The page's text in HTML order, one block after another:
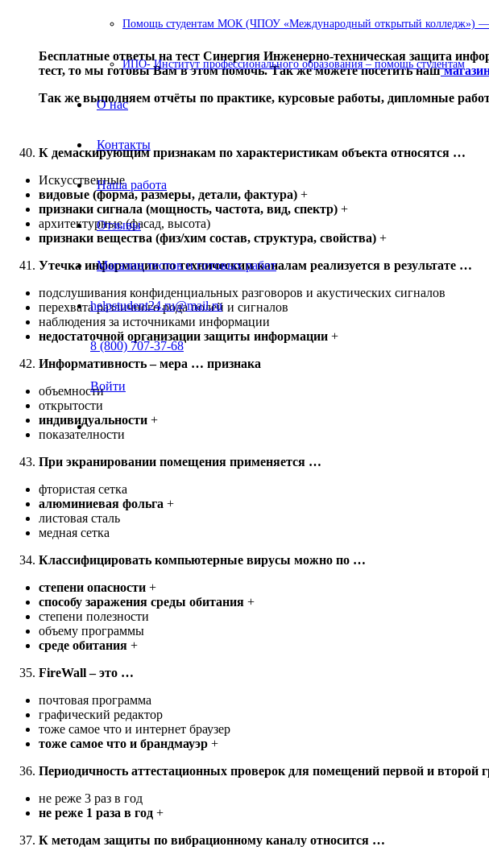
Помощь студентам МОК (ЧПОУ «Международный открытый колледж») —
ИПО- Институт профессионального образования – помощь студентам
О нас
Контакты
Наша работа
Отзывы
Магазин тестов и готовых работ
helpstudent24.ru@mail.ru
8 (800) 707-37-68
Войти
Бесплатные ответы на тест Синергия Инженерно-техническая защита
тест, то мы готовы Вам в этом помочь. Так же можете посетить наш
Так же выполняем отчёты по практике, курсовые работы, дипломные
К демаскирующим признакам по характеристикам объекта относятся …
Искусственные
видовые (форма, размеры, детали, фактура) +
признаки сигнала (мощность, частота, вид, спектр) +
архитектурные (фасад, высота)
признаки вещества (физ/хим состав, структура, свойства) +
Утечка информации по техническим каналам реализуется в результате …
подслушивания конфиденциальных разговоров и акустических сигналов
перехвата различного рода полей и сигналов
наблюдения за источниками информации
недостаточной организации защиты информации +
Информативность – мера … признака
объемности
открытости
индивидуальности +
показателности
При экранировании помещения применяется …
фтористая сетка
алюминиевая фольга +
листовая сталь
медная сетка
Классифицировать компьютерные вирусы можно по …
степени опасности +
способу заражения среды обитания +
степени полезности
объему программы
среде обитания +
FireWall – это …
почтовая программа
графический редактор
тоже самое что и интернет браузер
тоже самое что и брандмауэр +
Периодичность аттестационных проверок для помещений первой и второй
не реже 3 раз в год
не реже 1 раза в год +
К методам защиты по вибрационному каналу относится …